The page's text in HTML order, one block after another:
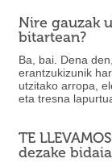
Nire gauzak
bitartean?
Ba, bai. Dena
erantzukizunik
utzitako arropa,
eta tresna
TE
dezake